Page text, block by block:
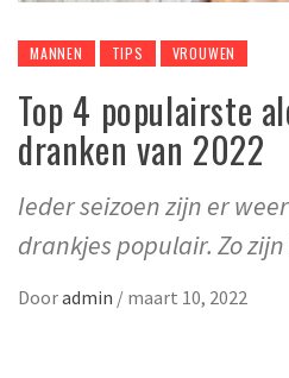
MANNEN TIPS VROUWEN
Top 4 populairste
dranken van 2022
Ieder seizoen zijn er
drankjes populair. Zo
Dooradmin / maart 10, 2022